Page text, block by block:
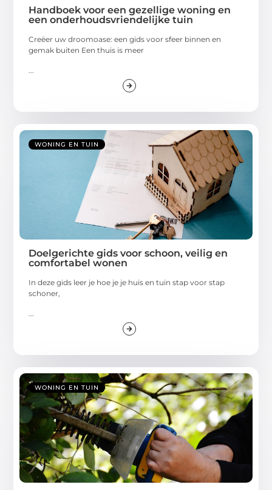
Handboek voor een gezellige woning en
een onderhoudsvriendelijke tuin
Creëer uw droomoase: een gids voor sfeer binnen en
gemak buiten Een thuis is meer
WONING EN TUIN
Doelgerichte gids voor schoon, veilig en
comfortabel wonen
In deze gids leer je hoe je je huis en tuin stap voor stap
schoner,
WONING EN TUIN